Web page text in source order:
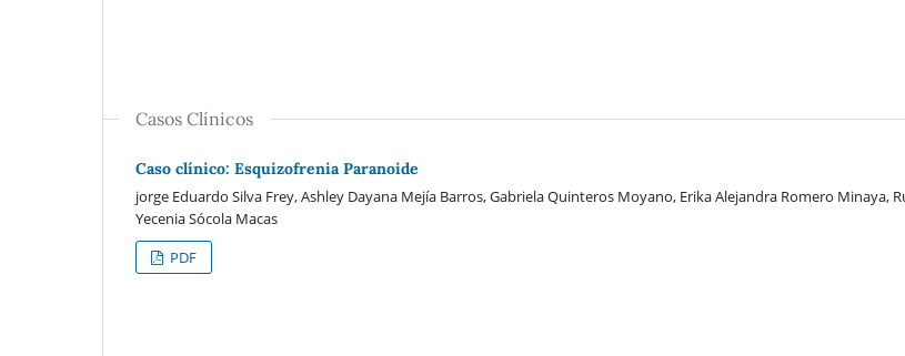
Casos Clínicos
Caso clínico: Esquizofrenia Paranoide
jorge Eduardo Silva Frey, Ashley Dayana Mejía Barros, Gabriela Quinteros Moyano, Erika Alejandra Romero Minaya,
Yecenia Sócola Macas
PDF